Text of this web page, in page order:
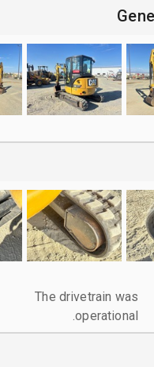
The drivetrain was
operational.